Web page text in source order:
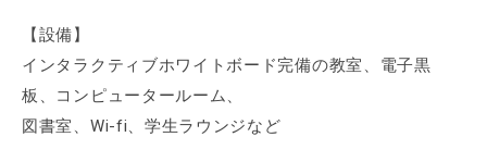
【設備】
インタラクティブホワイトボード完備の教室、電子黒
板、コンピュータールーム、
図書室、Wi-fi、学生ラウンジなど